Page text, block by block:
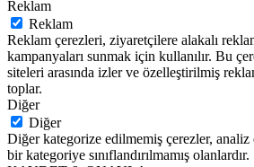
Reklam
Reklam
Reklam çerezleri, ziyaretçilere alakalı
kampanyaları sunmak için kullanılır. Bu
siteleri arasında izler ve özelleştirilmiş
toplar.
Diğer
Diğer
Diğer kategorize edilmemiş çerezler,
bir kategoriye sınıflandırılmamış olanlardır.